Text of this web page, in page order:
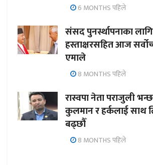
6 MONTHS पहिले
संसद पुनर्स्थापनाका
हस्ताक्षरसहित आज
एमाले
8 MONTHS पहिले
रास्वपा नेता पराजुली
कुलमान र हर्कलाई साथ
बढ्छौँ
8 MONTHS पहिले